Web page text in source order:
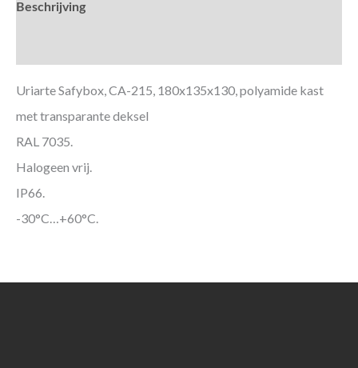
Beschrijving
Uriarte Safybox, CA-215, 180x135x130, polyamide kast
met transparante deksel
RAL 7035.
Halogeen vrij.
IP66.
-30°C…+60°C.